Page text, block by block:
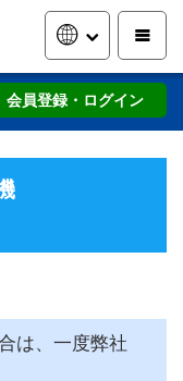
会員登録・ログイン
は、一度弊社